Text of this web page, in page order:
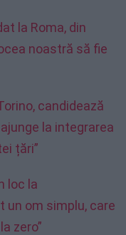
la Roma, din
noastră să fie
candidează
la integrarea
țări”
loc la
un om simplu, care
zero”